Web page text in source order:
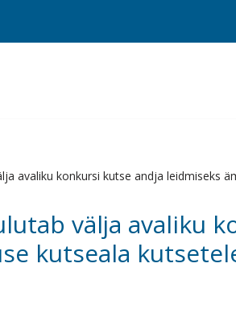
avaliku konkursi kutse andja leidmiseks
välja avaliku
kutseala